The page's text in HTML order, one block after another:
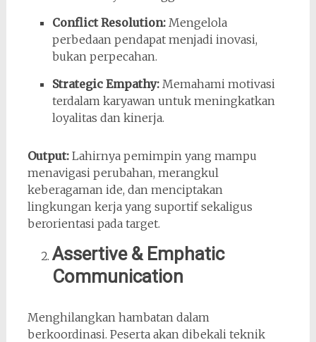
Conflict Resolution:Mengelola
perbedaan pendapat menjadi inovasi,
bukan perpecahan.
Strategic Empathy:Memahami motivasi
terdalam karyawan untuk meningkatkan
loyalitas dan kinerja.
Output:Lahirnya pemimpin yang mampu
menavigasi perubahan, merangkul
keberagaman ide, dan menciptakan
lingkungan kerja yang suportif sekaligus
berorientasi pada target.
Assertive & Emphatic
Communication
Menghilangkan hambatan dalam
berkoordinasi. Peserta akan dibekali teknik